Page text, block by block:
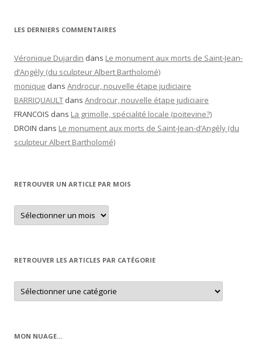
LES DERNIERS COMMENTAIRES
Véronique Dujardin dans Le monument aux morts de Saint-Jean-
d’Angély (du sculpteur Albert Bartholomé)
monique dans Androcur, nouvelle étape judiciaire
BARRIQUAULT dans Androcur, nouvelle étape judiciaire
FRANCOIS dans La grimolle, spécialité locale (poitevine?)
DROIN dans Le monument aux morts de Saint-Jean-d’Angély (du
sculpteur Albert Bartholomé)
RETROUVER UN ARTICLE PAR MOIS
Retrouver
un
article
RETROUVER LES ARTICLES PAR CATÉGORIE
Retrouver
les
articles
MON NUAGE…